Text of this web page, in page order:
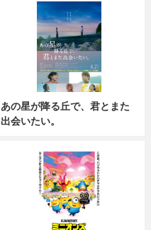
あの星が降る丘で、君とまた
出会いたい。